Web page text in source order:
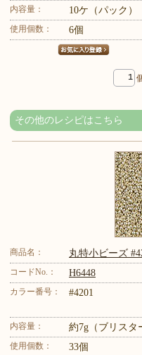
内容量： 10ケ（パック）
使用個数： 6個
その他のレシピはこちら
商品名： 丸特小ビーズ
コードNo.： H6448
カラー番号： #4201
内容量： 約7g（ブリスタ
使用個数： 33個